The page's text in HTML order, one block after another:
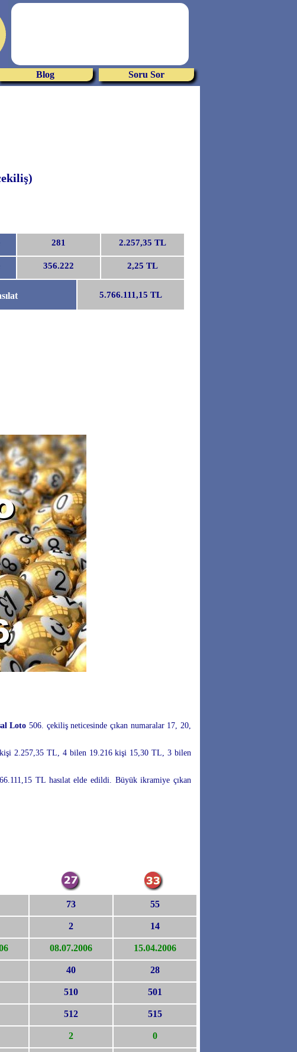
Blog Soru Sor
281 2.257,35 TL
356.222 2,25 TL
5.766.111,15 TL
Loto 506. çekiliş neticesinde çıkan numaralar 17, 20,
2.257,35 TL, 4 bilen 19.216 kişi 15,30 TL, 3 bilen
TL hasılat elde edildi. Büyük ikramiye çıkan
73 55
2 14
08.07.2006 15.04.2006
40 28
510 501
512 515
2 0